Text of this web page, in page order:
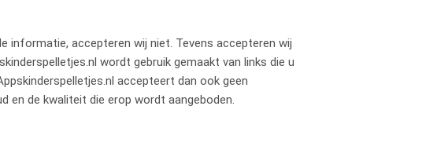
informatie, accepteren wij niet. Tevens accepteren wij
wordt gebruik gemaakt van links die u
accepteert dan ook geen
en de kwaliteit die erop wordt aangeboden.